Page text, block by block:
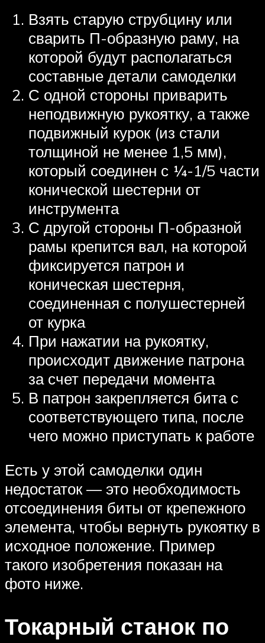
Взять старую струбцину или
сварить П-образную раму, на
которой будут располагаться
составные детали самоделки
С одной стороны приварить
неподвижную рукоятку, а также
подвижный курок (из стали
толщиной не менее 1,5 мм),
который соединен с ¼-1/5 части
конической шестерни от
инструмента
С другой стороны П-образной
рамы крепится вал, на которой
фиксируется патрон и
коническая шестерня,
соединенная с полушестерней
от курка
При нажатии на рукоятку,
происходит движение патрона
за счет передачи момента
В патрон закрепляется бита с
соответствующего типа, после
чего можно приступать к работе
Есть у этой самоделки один
недостаток — это необходимость
отсоединения биты от крепежного
элемента, чтобы вернуть рукоятку в
исходное положение. Пример
такого изобретения показан на
фото ниже.
Токарный станок по